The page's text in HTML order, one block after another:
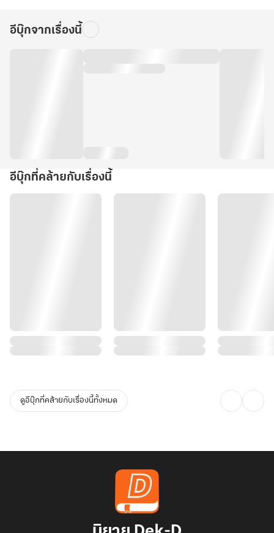
อีบุ๊กจากเรื่องนี้
อีบุ๊กที่คล้ายกับเรื่องนี้
ดูอีบุ๊กที่คล้ายกับเรื่องนี้ทั้งหมด